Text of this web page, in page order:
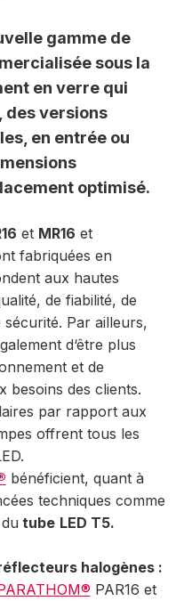
gamme de
sous la
en verre qui
des versions
en entrée ou
optimisé.
et MR16 et
fabriquées en
aux hautes
de fiabilité, de
sécurité. Par ailleurs,
d‘être plus
et de
besoins des clients.
par rapport aux
offrent tous les
bénéficient, quant à
techniques comme
tube LED T5.
halogènes :
PAR16 et